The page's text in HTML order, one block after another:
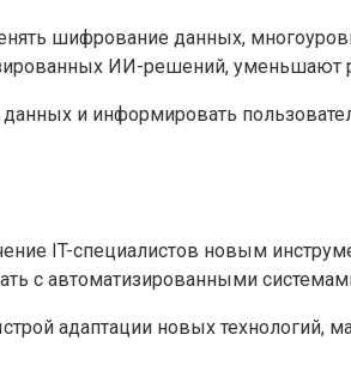
шифрование данных,
ИИ-решений, уменьшают
и информировать
IT-специалистов новым
с автоматизированными
адаптации новых технологий,